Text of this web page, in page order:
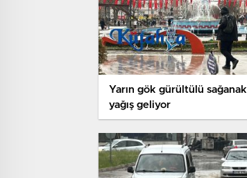
Yarın gök gürültülü sağanak
yağış geliyor